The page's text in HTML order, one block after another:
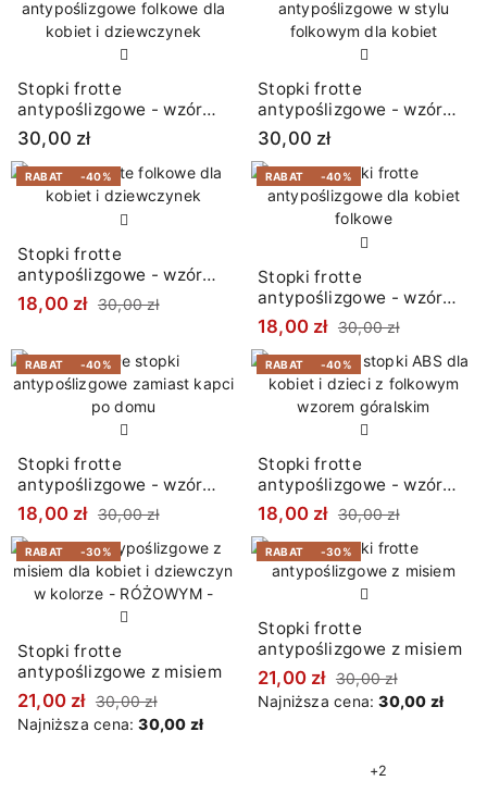
Stopki frotte
antypoślizgowe - wzór
łowicki
30,00 zł
Stopki frotte
antypoślizgowe - wzór
łowicki
30,00 zł
RABAT -40%
Stopki frotte
antypoślizgowe - wzór
łowicki
18,00 zł 30,00 zł
RABAT -40%
Stopki frotte
antypoślizgowe - wzór
łowicki
18,00 zł 30,00 zł
RABAT -40%
Stopki frotte
antypoślizgowe - wzór
góralski
18,00 zł 30,00 zł
RABAT -40%
Stopki frotte
antypoślizgowe - wzór
góralski
18,00 zł 30,00 zł
RABAT -30%
Stopki frotte
antypoślizgowe z misiem
21,00 zł 30,00 zł
Najniższa cena:30,00 zł
RABAT -30%
Stopki frotte
antypoślizgowe z misiem
21,00 zł 30,00 zł
Najniższa cena:30,00 zł
+2